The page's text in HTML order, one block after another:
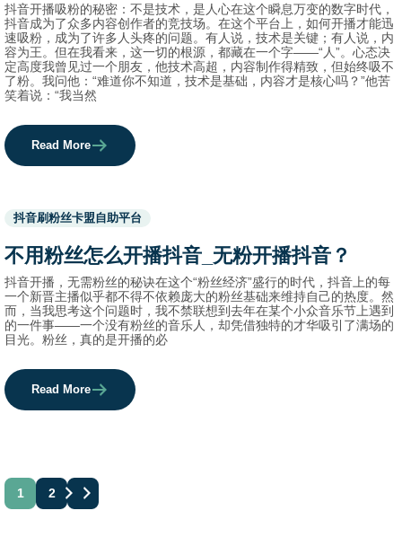
抖音开播吸粉的秘密：不是技术，是人心在这个瞬息万变的数字时代，
抖音成为了众多内容创作者的竞技场。在这个平台上，如何开播才能迅
速吸粉，成为了许多人头疼的问题。有人说，技术是关键；有人说，内
容为王。但在我看来，这一切的根源，都藏在一个字——“人”。心态决
定高度我曾见过一个朋友，他技术高超，内容制作得精致，但始终吸不
了粉。我问他：“难道你不知道，技术是基础，内容才是核心吗？”他苦
笑着说：“我当然
Read More
Used
before
names.
抖音刷粉丝卡盟自助平台
不用粉丝怎么开播抖音_无粉开播抖音？
抖音开播，无需粉丝的秘诀在这个“粉丝经济”盛行的时代，抖音上的每
一个新晋主播似乎都不得不依赖庞大的粉丝基础来维持自己的热度。然
而，当我思考这个问题时，我不禁联想到去年在某个小众音乐节上遇到
的一件事——一个没有粉丝的音乐人，却凭借独特的才华吸引了满场的
目光。粉丝，真的是开播的必
Read More
文
分
1 2